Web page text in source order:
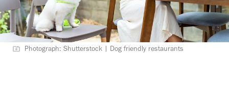
Photograph: Shutterstock | Dog friendly restaurants